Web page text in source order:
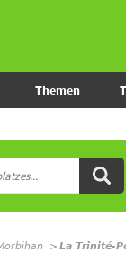
Themen
La Trinité-